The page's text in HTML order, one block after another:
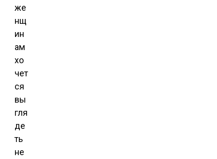
же
нщ
ин
ам
хо
чет
ся
вы
гля
де
ть
не